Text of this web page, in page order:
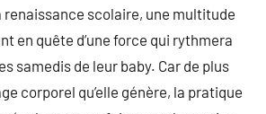
renaissance scolaire, une multitude
en quête d’une force qui rythmera
samedis de leur baby. Car de plus
corporel qu’elle génère, la pratique